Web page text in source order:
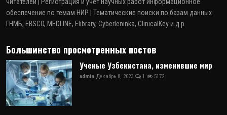
читателей | Регистрация и учет научных работ информационное
обеспечение по темам НИР | Тематические поиски по базам данных
ГНМБ, EBSCO, MEDLINE, Elibrary, Cyberleninka, ClinicalKey и д.р.
Большинство просмотренных постов
Ученые Узбекистана, изменившие мир
admin Декабрь 8, 2023 1 5172